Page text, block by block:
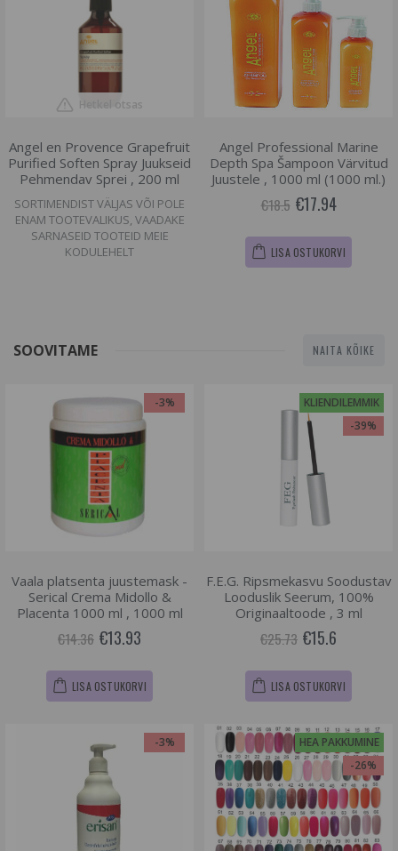
Hetkel otsas
Angel en Provence Grapefruit
Purified Soften Spray Juukseid
Pehmendav Sprei , 200 ml
SORTIMENDIST VÄLJAS VÕI POLE
ENAM TOOTEVALIKUS, VAADAKE
SARNASEID TOOTEID MEIE
KODULEHELT
Angel Professional Marine
Depth Spa Šampoon Värvitud
Juustele , 1000 ml (1000 ml.)
€18.5 €17.94
LISA OSTUKORVI
SOOVITAME NAITA KÕIKE
-3%
Vaala platsenta juustemask -
Serical Crema Midollo &
Placenta 1000 ml , 1000 ml
€14.36 €13.93
LISA OSTUKORVI
KLIENDILEMMIK
-39%
F.E.G. Ripsmekasvu Soodustav
Looduslik Seerum, 100%
Originaaltoode , 3 ml
€25.73 €15.6
LISA OSTUKORVI
-3%
HEA PAKKUMINE
-26%